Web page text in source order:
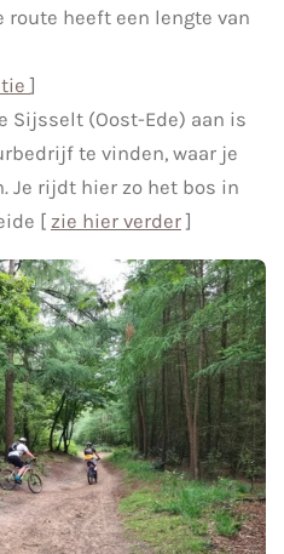
route heeft een lengte van
]
Sijsselt (Oost-Ede) aan is
te vinden, waar je
Je rijdt hier zo het bos in
[ zie hier verder]